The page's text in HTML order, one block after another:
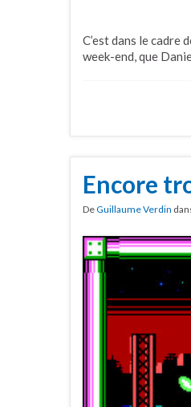
C’est dans le cadre
week-end, que
Encore
DeGuillaume Verdin